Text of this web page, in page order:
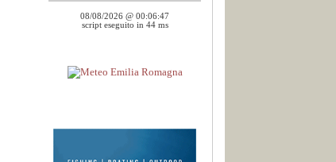
08/08/2026 @ 00:06:47
script eseguito in 44 ms